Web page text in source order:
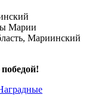
Марии
Мариинский